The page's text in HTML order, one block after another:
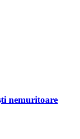
nemuritoare